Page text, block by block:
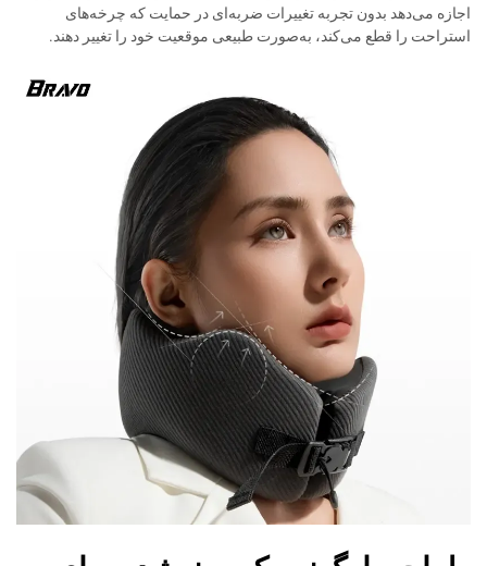
اجازه می‌دهد بدون تجربه تغییرات ضربه‌ای در حمایت که چرخه‌های
استراحت را قطع می‌کند، به‌صورت طبیعی موقعیت خود را تغییر دهند.